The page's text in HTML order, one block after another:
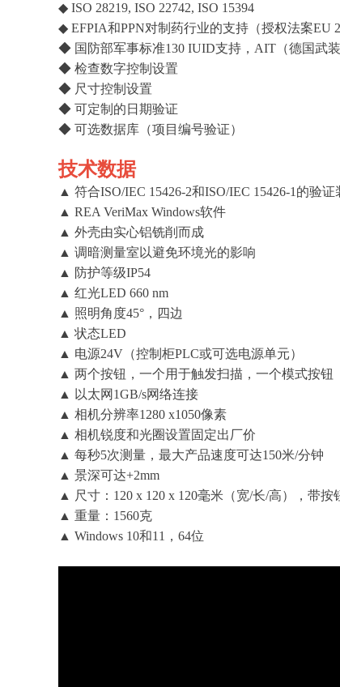
◆ ISO 28219, ISO 22742, ISO 15394
◆ EFPIA和PPN对制药行业的支持（授权法案EU
◆ 国防部军事标准130 IUID支持，AIT（德国武装
◆ 检查数字控制设置
◆ 尺寸控制设置
◆ 可定制的日期验证
◆ 可选数据库（项目编号验证）
技术数据
▲ 符合ISO/IEC 15426-2和ISO/IEC 15426-1的验
▲ REA VeriMax Windows软件
▲ 外壳由实心铝铣削而成
▲ 调暗测量室以避免环境光的影响
▲ 防护等级IP54
▲ 红光LED 660 nm
▲ 照明角度45°，四边
▲ 状态LED
▲ 电源24V（控制柜PLC或可选电源单元）
▲ 两个按钮，一个用于触发扫描，一个模式按钮
▲ 以太网1GB/s网络连接
▲ 相机分辨率1280 x1050像素
▲ 相机锐度和光圈设置固定出厂价
▲ 每秒5次测量，最大产品速度可达150米/分钟
▲ 景深可达+2mm
▲ 尺寸：120 x 120 x 120毫米（宽/长/高），带按
▲ 重量：1560克
▲ Windows 10和11，64位